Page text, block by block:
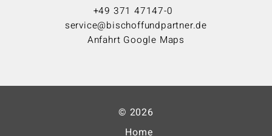
+49 371 47147-0
service@bischoffundpartner.de
Anfahrt Google Maps
© 2026
Home